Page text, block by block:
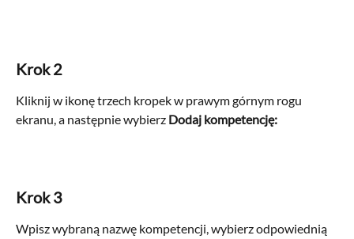
Krok 2
Kliknij w ikonę trzech kropek w prawym górnym rogu
ekranu, a następnie wybierz Dodaj kompetencję:
Krok 3
Wpisz wybraną nazwę kompetencji, wybierz odpowiednią